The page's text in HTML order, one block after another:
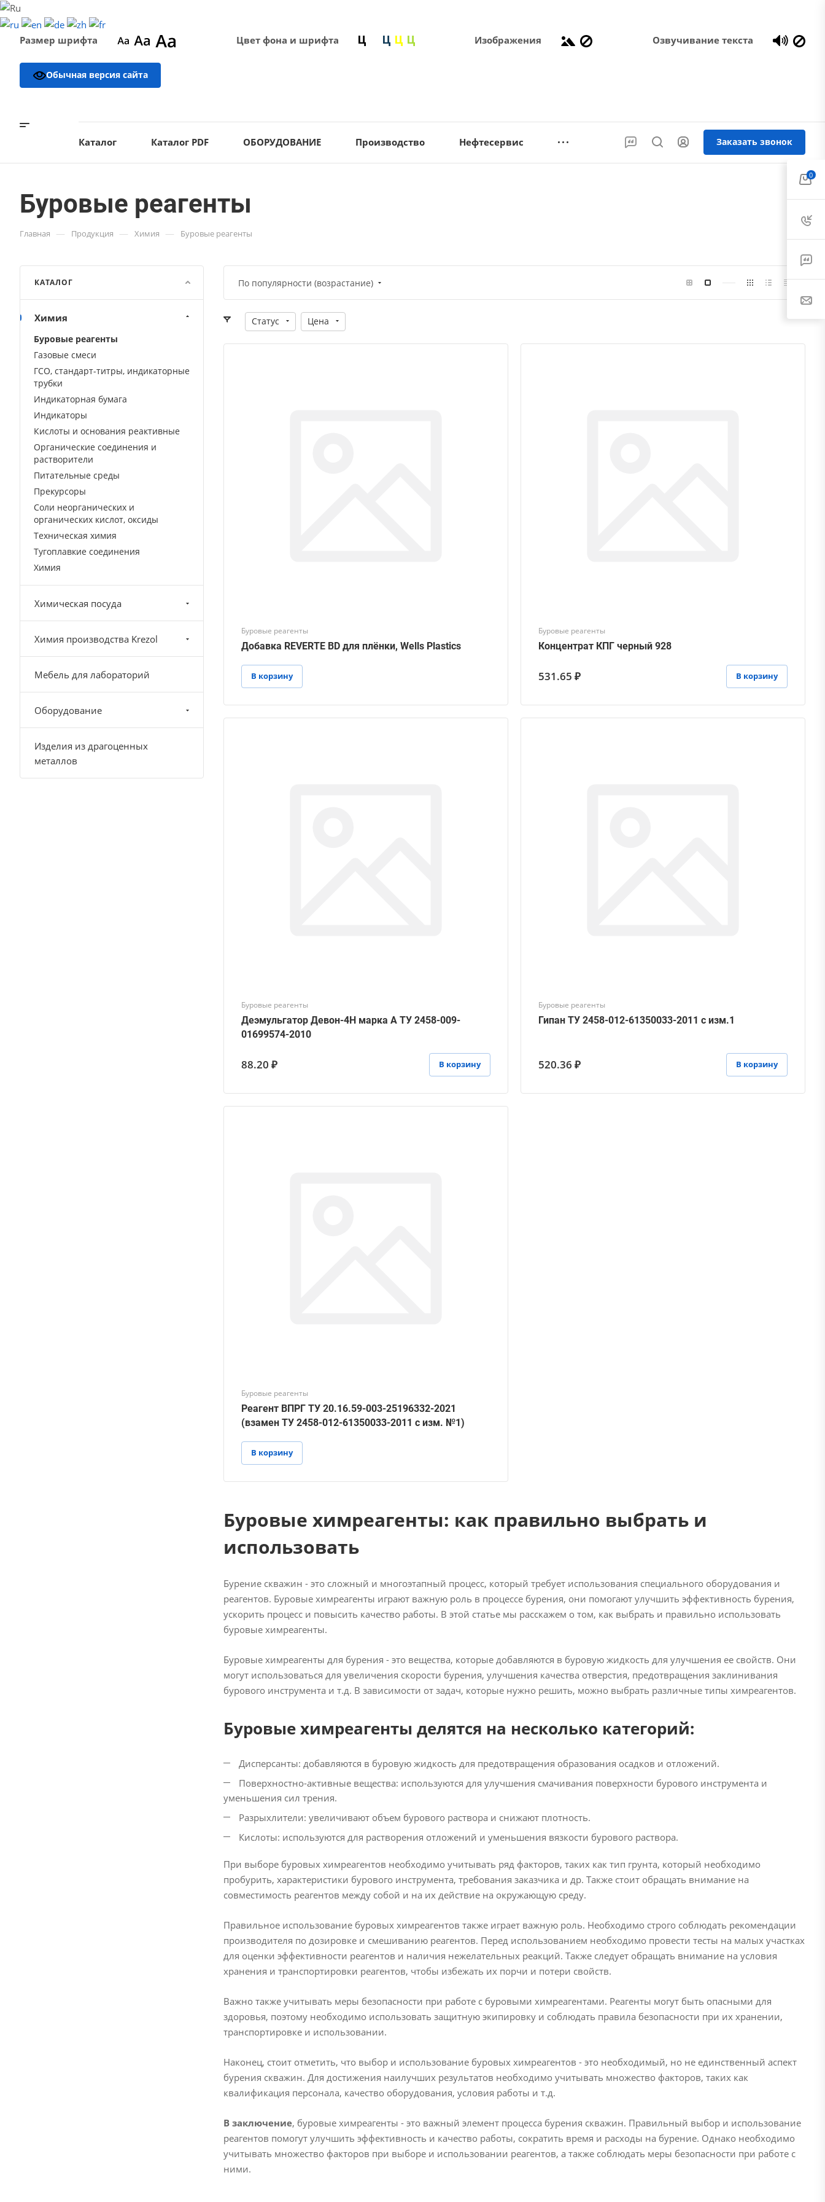
Размер шрифта Цвет фона и шрифта Изображения Озвучивание текста
Обычная версия сайта
Каталог Каталог PDF ОБОРУДОВАНИЕ Производство Нефтесервис Заказать звонок
Буровые реагенты
Главная — Продукция — Химия — Буровые реагенты
По популярности (возрастание)
Статус Цена
Буровые реагенты
Добавка REVERTE BD для плёнки, Wells Plastics
В корзину
Буровые реагенты
Концентрат КПГ черный 928
531.65 ₽ В корзину
Буровые реагенты
Деэмульгатор Девон-4Н марка А ТУ 2458-009-
01699574-2010
88.20 ₽ В корзину
Буровые реагенты
Гипан ТУ 2458-012-61350033-2011 с изм.1
520.36 ₽ В корзину
Буровые реагенты
Реагент ВПРГ ТУ 20.16.59-003-25196332-2021
(взамен ТУ 2458-012-61350033-2011 с изм. №1)
В корзину
Буровые химреагенты: как правильно выбрать и
использовать
Бурение скважин - это сложный и многоэтапный процесс, который требует использования специального оборудования и
реагентов. Буровые химреагенты играют важную роль в процессе бурения, они помогают улучшить эффективность бурения,
ускорить процесс и повысить качество работы. В этой статье мы расскажем о том, как выбрать и правильно использовать
буровые химреагенты.
Буровые химреагенты для бурения - это вещества, которые добавляются в буровую жидкость для улучшения ее свойств. Они
могут использоваться для увеличения скорости бурения, улучшения качества отверстия, предотвращения заклинивания
бурового инструмента и т.д. В зависимости от задач, которые нужно решить, можно выбрать различные типы химреагентов.
Буровые химреагенты делятся на несколько категорий:
Дисперсанты: добавляются в буровую жидкость для предотвращения образования осадков и отложений.
Поверхностно-активные вещества: используются для улучшения смачивания поверхности бурового инструмента и
уменьшения сил трения.
Разрыхлители: увеличивают объем бурового раствора и снижают плотность.
Кислоты: используются для растворения отложений и уменьшения вязкости бурового раствора.
При выборе буровых химреагентов необходимо учитывать ряд факторов, таких как тип грунта, который необходимо
пробурить, характеристики бурового инструмента, требования заказчика и др. Также стоит обращать внимание на
совместимость реагентов между собой и на их действие на окружающую среду.
Правильное использование буровых химреагентов также играет важную роль. Необходимо строго соблюдать рекомендации
производителя по дозировке и смешиванию реагентов. Перед использованием необходимо провести тесты на малых участках
для оценки эффективности реагентов и наличия нежелательных реакций. Также следует обращать внимание на условия
хранения и транспортировки реагентов, чтобы избежать их порчи и потери свойств.
Важно также учитывать меры безопасности при работе с буровыми химреагентами. Реагенты могут быть опасными для
здоровья, поэтому необходимо использовать защитную экипировку и соблюдать правила безопасности при их хранении,
транспортировке и использовании.
Наконец, стоит отметить, что выбор и использование буровых химреагентов - это необходимый, но не единственный аспект
бурения скважин. Для достижения наилучших результатов необходимо учитывать множество факторов, таких как
квалификация персонала, качество оборудования, условия работы и т.д.
В заключение, буровые химреагенты - это важный элемент процесса бурения скважин. Правильный выбор и использование
реагентов помогут улучшить эффективность и качество работы, сократить время и расходы на бурение. Однако необходимо
учитывать множество факторов при выборе и использовании реагентов, а также соблюдать меры безопасности при работе с
ними.
КАТАЛОГ
Химия
Буровые реагенты
Газовые смеси
ГСО, стандарт-титры, индикаторные
трубки
Индикаторная бумага
Индикаторы
Кислоты и основания реактивные
Органические соединения и
растворители
Питательные среды
Прекурсоры
Соли неорганических и
органических кислот, оксиды
Техническая химия
Тугоплавкие соединения
Химия
Химическая посуда
Химия производства Krezol
Мебель для лабораторий
Оборудование
Изделия из драгоценных
металлов
0